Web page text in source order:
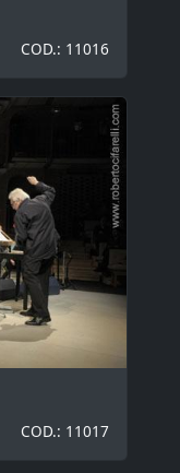
COD.: 11016
COD.: 11017